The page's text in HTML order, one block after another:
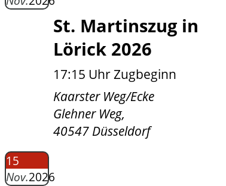
St. Martinszug in
Lörick 2026
17:15 Uhr Zugbeginn
Kaarster Weg/Ecke
Glehner Weg,
40547 Düsseldorf
15
Nov.2026